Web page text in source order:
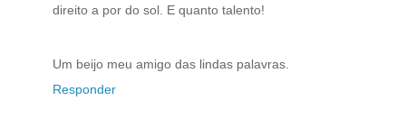
direito a por do sol. E quanto talento!
Um beijo meu amigo das lindas palavras.
Responder